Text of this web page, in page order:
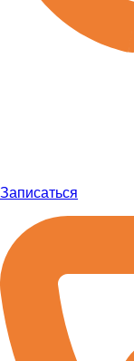
Записаться